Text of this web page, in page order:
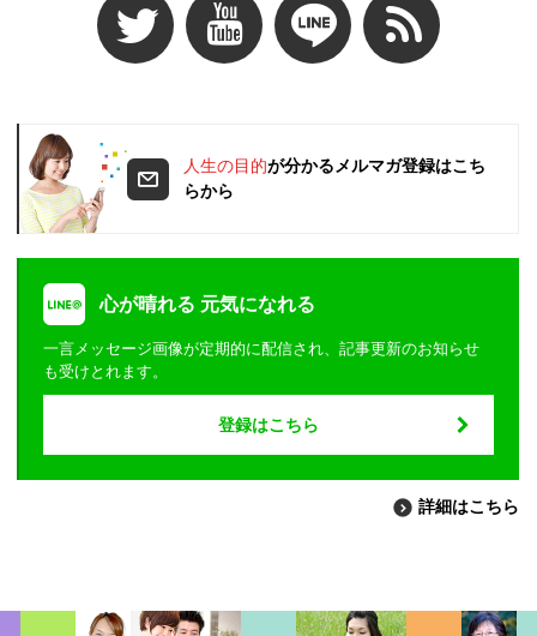
人生の目的が分かるメルマガ登録はこち
らから
心が晴れる 元気になれる
一言メッセージ画像が定期的に配信され、記事更新のお知らせ
も受けとれます。
登録はこちら
詳細はこちら